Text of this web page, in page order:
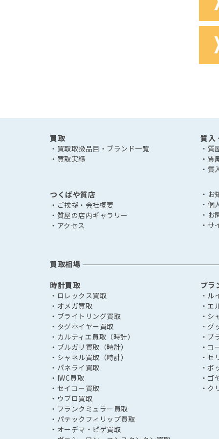
買取
・買取取扱品目・ブランド一覧
・買取実績
質入
・質
・質
・質
つくばや質店
・ご挨拶・会社概要
・質屋の店内ギャラリー
・アクセス
・お
・個
・お
・サ
買取相場
時計買取
・ロレックス買取
・オメガ買取
・ブライトリング買取
・タグホイヤー買取
・カルティエ買取（時計）
・ブルガリ買取（時計）
・シャネル買取（時計）
・パネライ買取
・IWC買取
・セイコー買取
・ウブロ買取
・フランクミュラー買取
・パテックフィリップ買取
・オーデマ・ピゲ買取
ブラ
・ル
・エ
・シ
・グ
・プ
・コ
・セ
・ボ
・ゴ
・ク